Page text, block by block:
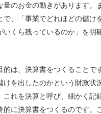
量のお金の動きがあります。
で、「事業でどれほどの儲け
いくら残っているのか」を明
的は、決算書をつくることで
けを出したのかという財政状
これを決算と呼び、細かく記
的に決算書をつくるのです。